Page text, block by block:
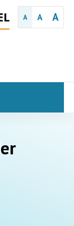
A A A